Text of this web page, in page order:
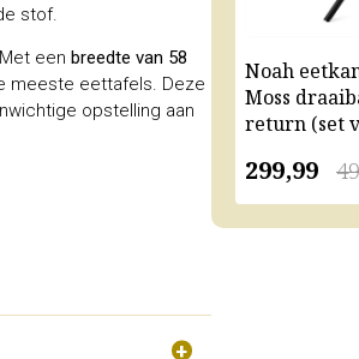
stof.
een breedte van 58
meeste eettafels. Deze
opstelling aan
Noah
Moss
return (set
299,99